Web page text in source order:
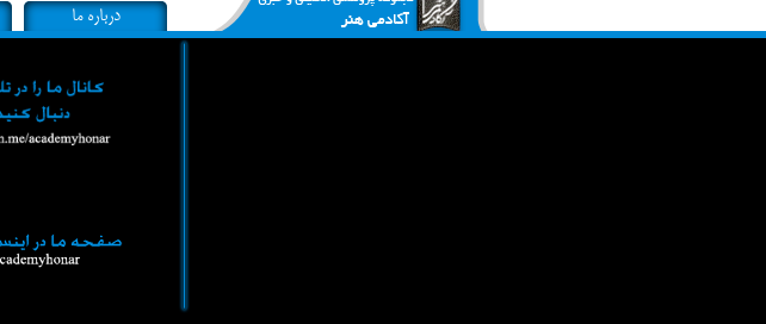
درباره ما